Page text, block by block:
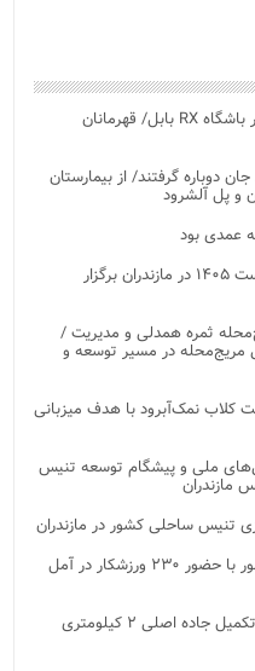
رقابت نفسگیر ۲۰ ورزشکار حرفه ای در باشگاه RX بابل/ قهرمانان
دوباره گرفتند/ از بیمارستان
و پل آلشرود
رویدادهای شاخص هنری در نیمه نخست ۱۴۰۵ در مازندران برگزار
ثمره همدلی و مدیریت /
مریج‌محله در مسیر توسعه و
کلاب نمک‌آبرود با هدف میزبانی
ملی و پیشگام توسعه تنیس
مازندران
رقابت‌های کشتی آزاد پیشکسوتان کشور با حضور ۲۳۰ ورزشکار در آمل
پایان پروژه نیمه‌تمام ۱۵ ساله پارک و تکمیل جاده اصلی ۲ کیلومتری